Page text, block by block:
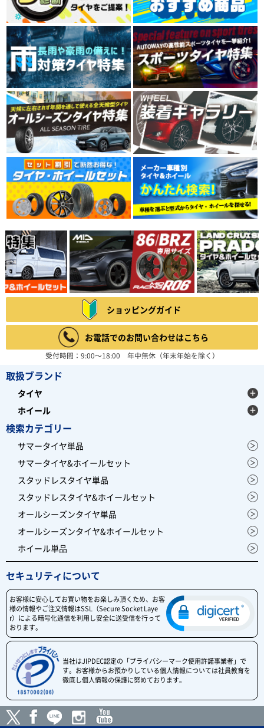
ショッピングガイド
お電話でのお問い合わせはこちら
受付時間：9:00～18:00 年中無休（年末年始を除く）
取扱ブランド
タイヤ
ホイール
検索カテゴリー
サマータイヤ単品
サマータイヤ&ホイールセット
スタッドレスタイヤ単品
スタッドレスタイヤ&ホイールセット
オールシーズンタイヤ単品
オールシーズンタイヤ&ホイールセット
ホイール単品
セキュリティについて
お客様に安心してお買い物をお楽しみ頂くため、お客
様の情報やご注文情報はSSL（Secure Socket Laye
r）による暗号化通信を利用し安全に送受信を行って
おります。
当社はJIPDEC認定の「プライバシーマーク使用許諾事業者」で
す。お客様からお預かりしている個人情報については社員教育を
徹底し個人情報の保護に努めております。